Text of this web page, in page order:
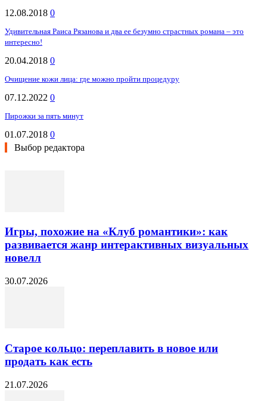
12.08.2018 0
Удивительная Раиса Рязанова и два ее безумно страстных романа – это
интересно!
20.04.2018 0
Очищение кожи лица: где можно пройти процедуру
07.12.2022 0
Пирожки за пять минут
01.07.2018 0
Выбор редактора
Игры, похожие на «Клуб романтики»: как
развивается жанр интерактивных визуальных
новелл
30.07.2026
Старое кольцо: переплавить в новое или
продать как есть
21.07.2026